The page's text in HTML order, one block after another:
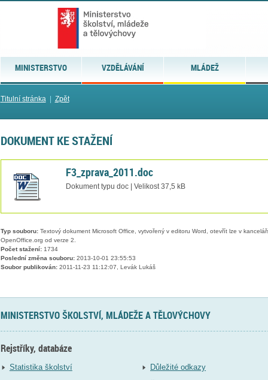
MINISTERSTVO VZDĚLÁVÁNÍ MLÁDEŽ
Titulní stránka| Zpět
DOKUMENT KE STAŽENÍ
F3_zprava_2011.doc
Dokument typu doc | Velikost 37,5 kB
Typ souboru:Textový dokument Microsoft Office, vytvořený v editoru Word, otevřít lze v
OpenOffice.org od verze 2.
Počet stažení:1734
Poslední změna souboru:2013-10-01 23:55:53
Soubor publikován:2011-11-23 11:12:07, Levák Lukáš
MINISTERSTVO ŠKOLSTVÍ, MLÁDEŽE A TĚLOVÝCHOVY
Rejstříky, databáze
Statistika školství
Důležité odkazy